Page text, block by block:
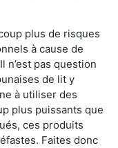
plus de risques
à cause de
n’est pas question
de lit y
à utiliser des
plus puissants que
ces produits
Faites donc